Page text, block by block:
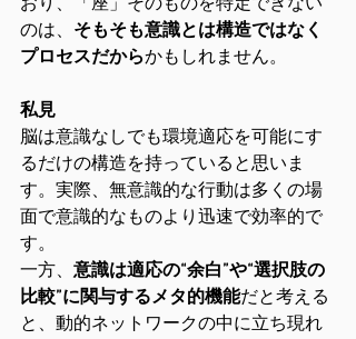
おり、「座」そのものを特定できない
のは、 そもそも意識とは構造ではなく
プロセスだからかもしれません。
私見
脳は意識なしでも環境適応を可能にす
るだけの構造を持っていると思いま
す。実際、無意識的な行動は多くの場
面で意識的なものより迅速で効率的で
す。
一方、意識は適応の“余白”や“選択肢の
比較”に関与するメタ的機能だと考える
と、動的ネットワークの中に立ち現れ